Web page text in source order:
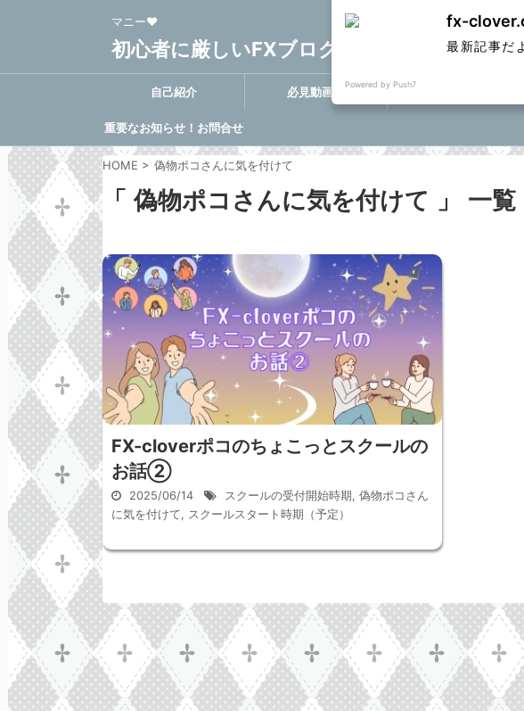
マニー❤
初心者に厳しいFXブログ FX-Clover
自己紹介 必見動画集
重要なお知らせ！お問合せ
に関する決定事項
HOME > 偽物ポコさんに気を付けて
「 偽物ポコさんに気を付けて 」 一覧
FX-cloverポコのちょこっとスクールの
お話②
2025/06/14 スクールの受付開始時期, 偽物ポコさん
に気を付けて, スクールスタート時期（予定）
fx-
最新記事
Powered by Push7